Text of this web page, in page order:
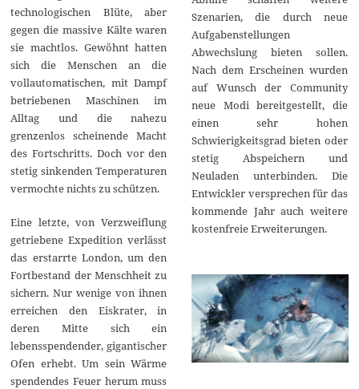
technologischen Blüte, aber
gegen die massive Kälte waren
sie machtlos. Gewöhnt hatten
sich die Menschen an die
vollautomatischen, mit Dampf
betriebenen Maschinen im
Alltag und die nahezu
grenzenlos scheinende Macht
des Fortschritts. Doch vor den
stetig sinkenden Temperaturen
vermochte nichts zu schützen.
Eine letzte, von Verzweiflung
getriebene Expedition verlässt
das erstarrte London, um den
Fortbestand der Menschheit zu
sichern. Nur wenige von ihnen
erreichen den Eiskrater, in
deren Mitte sich ein
lebensspendender, gigantischer
Ofen erhebt. Um sein Wärme
spendendes Feuer herum muss
Szenarien, die durch neue
Aufgabenstellungen
Abwechslung bieten sollen.
Nach dem Erscheinen wurden
auf Wunsch der Community
neue Modi bereitgestellt, die
einen sehr hohen
Schwierigkeitsgrad bieten oder
stetig Abspeichern und
Neuladen unterbinden. Die
Entwickler versprechen für das
kommende Jahr auch weitere
kostenfreie Erweiterungen.